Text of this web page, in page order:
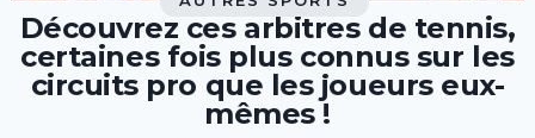
Découvrez ces arbitres de tennis,
certaines fois plus connus sur les
circuits pro que les joueurs eux-
mêmes !